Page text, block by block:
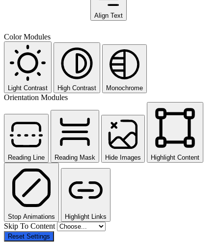
Align Text
Color Modules
Light Contrast High Contrast Monochrome
Orientation Modules
Reading Line Reading Mask Hide Images Highlight Content
Stop Animations Highlight Links
Skip To Content
Reset Settings